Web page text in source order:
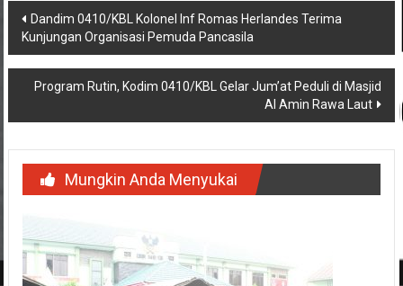
Navigasi
pos
Dandim 0410/KBL Kolonel Inf Romas Herlandes Terima
Kunjungan Organisasi Pemuda Pancasila
Program Rutin, Kodim 0410/KBL Gelar Jum’at Peduli di Masjid
Al Amin Rawa Laut
Mungkin Anda Menyukai